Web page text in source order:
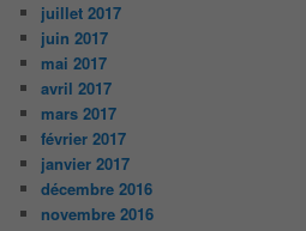
juillet 2017
juin 2017
mai 2017
avril 2017
mars 2017
février 2017
janvier 2017
décembre 2016
novembre 2016